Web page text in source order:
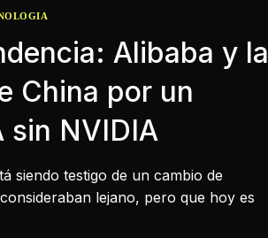
Alibaba y la
China por un
sin NVIDIA
siendo testigo de un cambio de
lejano, pero que hoy es